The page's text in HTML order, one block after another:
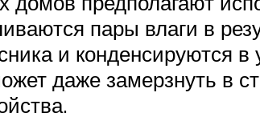
пары влаги в
и конденсируются в
даже замерзнуть в